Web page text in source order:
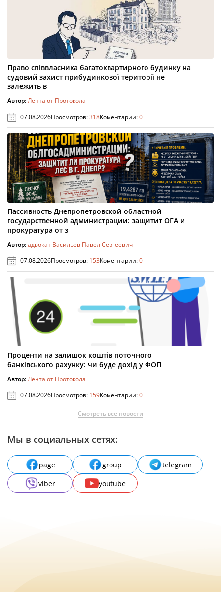
Право співвласника багатоквартирного будинку на
судовий захист прибудинкової території не
залежить в
Автор:Лента от Протокола
07.08.2026Просмотров:318Коментарии:0
Пассивность Днепропетровской областной
государственной администрации: защитит ОГА и
прокуратура от з
Автор:адвокат Васильев Павел Сергеевич
07.08.2026Просмотров: 153Коментарии:0
Проценти на залишок коштів поточного
банківського рахунку: чи буде дохід у ФОП
Автор:Лента от Протокола
07.08.2026Просмотров: 159Коментарии:0
Смотреть все новости
Мы в социальных сетях:
page group
telegram
viber
youtube